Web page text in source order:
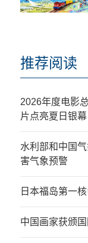
推荐阅读
2026年度电影
片点亮夏日银幕
水利部和中国
害气象预警
日本福岛第一
中国画家获颁